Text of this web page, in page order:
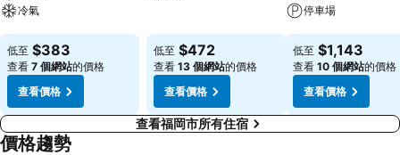
冷氣
查看價格
低至 $383
查看 7 個網站的價格
查看價格
低至 $472
查看 13 個網站的價格
查看價格
停車場
查看價格
低至 $1,143
查看 10 個網站的價格
查看價格
查看福岡市所有住宿
價格趨勢